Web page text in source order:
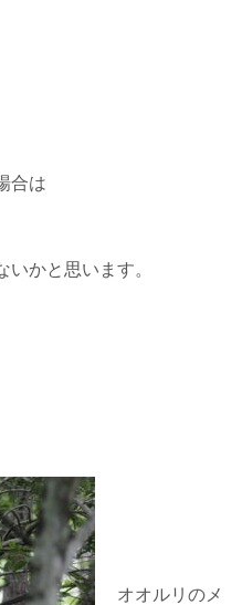
合は
かと思います。
オオルリのメ